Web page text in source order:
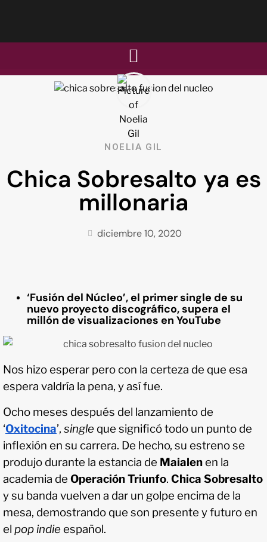
NOELIA GIL
Chica Sobresalto ya es
millonaria
diciembre 10, 2020
‘Fusión del Núcleo’, el primer single de su
nuevo proyecto discográfico, supera el
millón de visualizaciones en YouTube
Nos hizo esperar pero con la certeza de que esa
espera valdría la pena, y así fue.
Ocho meses después del lanzamiento de
‘Oxitocina’, single que significó todo un punto de
inflexión en su carrera. De hecho, su estreno se
produjo durante la estancia de Maialenen la
academia de Operación Triunfo. Chica Sobresalto
y su banda vuelven a dar un golpe encima de la
mesa, demostrando que son presente y futuro en
el pop indieespañol.